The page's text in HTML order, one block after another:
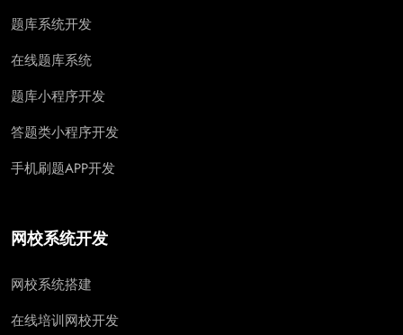
题库系统开发
在线题库系统
题库小程序开发
答题类小程序开发
手机刷题APP开发
网校系统开发
网校系统搭建
在线培训网校开发